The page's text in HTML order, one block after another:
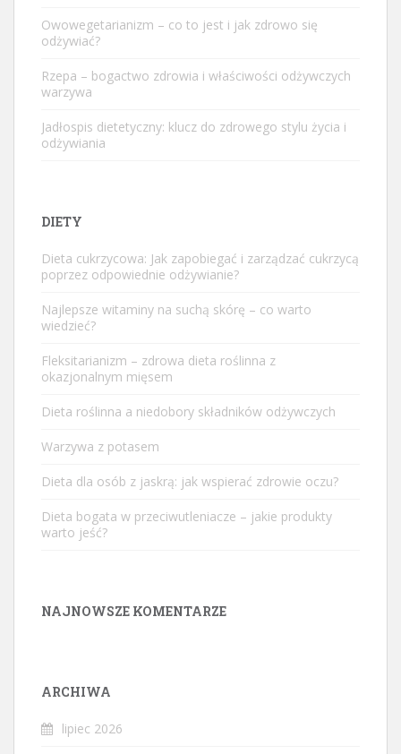
Owowegetarianizm – co to jest i jak zdrowo się
odżywiać?
Rzepa – bogactwo zdrowia i właściwości odżywczych
warzywa
Jadłospis dietetyczny: klucz do zdrowego stylu życia i
odżywiania
DIETY
Dieta cukrzycowa: Jak zapobiegać i zarządzać cukrzycą
poprzez odpowiednie odżywianie?
Najlepsze witaminy na suchą skórę – co warto
wiedzieć?
Fleksitarianizm – zdrowa dieta roślinna z
okazjonalnym mięsem
Dieta roślinna a niedobory składników odżywczych
Warzywa z potasem
Dieta dla osób z jaskrą: jak wspierać zdrowie oczu?
Dieta bogata w przeciwutleniacze – jakie produkty
warto jeść?
NAJNOWSZE KOMENTARZE
ARCHIWA
lipiec 2026